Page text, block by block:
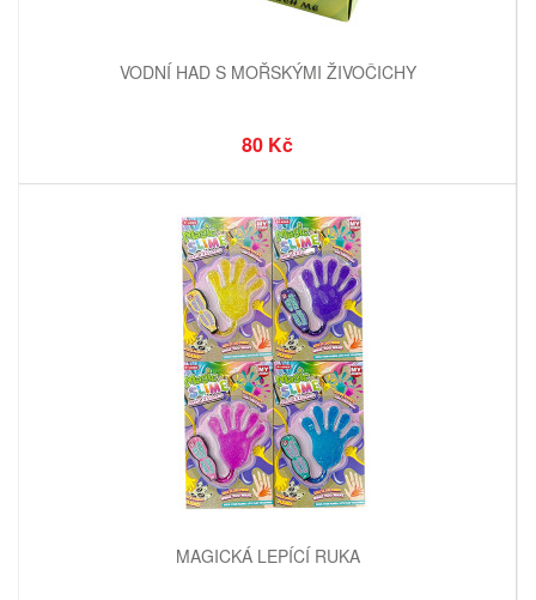
VODNÍ HAD S MOŘSKÝMI ŽIVOČICHY
80 Kč
MAGICKÁ LEPÍCÍ RUKA